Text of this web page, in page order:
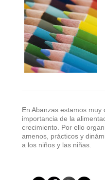
En Abanzas estamos muy
importancia de la
crecimiento. Por ello
amenos, prácticos y
a los niños y las niñas.